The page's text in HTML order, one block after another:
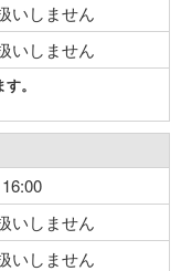
いしません
いしません
。
いしません
いしません